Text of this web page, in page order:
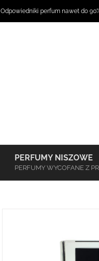
Odpowiedniki perfum nawet do
PERFUMY NISZOWE
PERFUMY WYCOFANE Z